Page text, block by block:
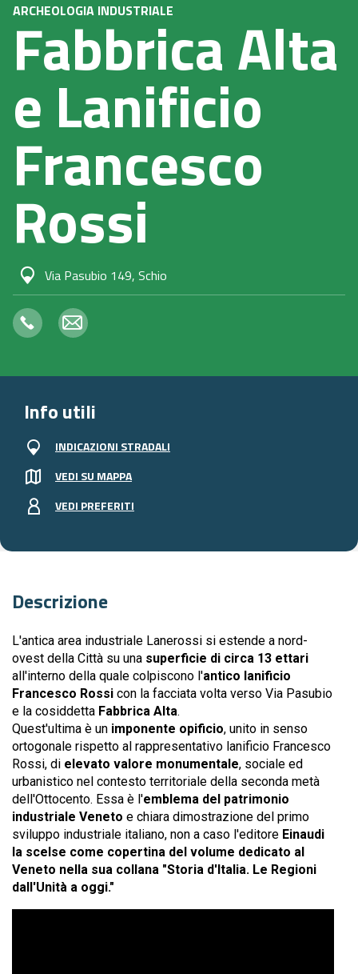
ARCHEOLOGIA INDUSTRIALE
Fabbrica Alta
e Lanificio
Francesco
Rossi
Via Pasubio 149, Schio
Descrizione
L'antica area industriale Lanerossi si estende a nord-
ovest della Città su una superficie di circa 13 ettari
all'interno della quale colpiscono l'antico lanificio
Francesco Rossi con la facciata volta verso Via Pasubio
e la cosiddetta Fabbrica Alta.
Quest'ultima è un imponente opificio, unito in senso
ortogonale rispetto al rappresentativo lanificio Francesco
Rossi, di elevato valore monumentale, sociale ed
urbanistico nel contesto territoriale della seconda metà
dell'Ottocento. Essa è l'emblema del patrimonio
industriale Veneto e chiara dimostrazione del primo
sviluppo industriale italiano, non a caso l'editore Einaudi
la scelse come copertina del volume dedicato al
Veneto nella sua collana "Storia d'Italia. Le Regioni
dall'Unità a oggi."
Info utili
INDICAZIONI STRADALI
VEDI SU MAPPA
VEDI PREFERITI